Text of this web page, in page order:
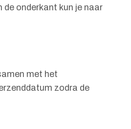
onderkant kun je naar
met het
zodra de